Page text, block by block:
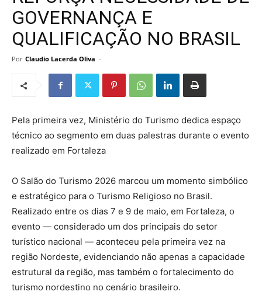
GOVERNANÇA E
QUALIFICAÇÃO NO BRASIL
Por Claudio Lacerda Oliva -
Pela primeira vez, Ministério do Turismo dedica espaço
técnico ao segmento em duas palestras durante o evento
realizado em Fortaleza
O Salão do Turismo 2026 marcou um momento simbólico
e estratégico para o Turismo Religioso no Brasil.
Realizado entre os dias 7 e 9 de maio, em Fortaleza, o
evento — considerado um dos principais do setor
turístico nacional — aconteceu pela primeira vez na
região Nordeste, evidenciando não apenas a capacidade
estrutural da região, mas também o fortalecimento do
turismo nordestino no cenário brasileiro.